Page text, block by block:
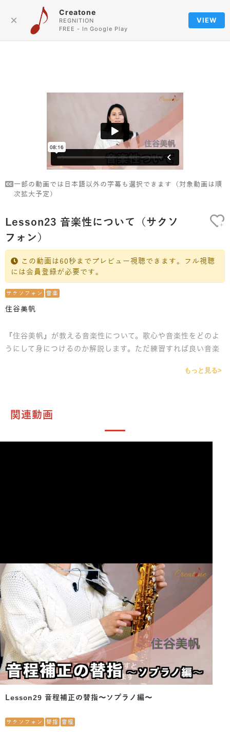
×
Creatone
REGNITION
FREE - In Google Play
VIEW
Lesson23 音楽性について（サクソ
フォン）
この動画は60秒までプレビュー視聴できます。フル視聴
には会員登録が必要です。
サクソフォン 音楽
住谷美帆
+
一部の動画では日本語以外の字幕も選択できます（対象動画は順
次拡大予定）
『住谷美帆』が教える音楽性について。歌心や音楽性をどのよ
うにして身につけるのか解説します。ただ練習すれば良い音楽
ます。実体験をもとに、より良い音楽性を身につける方法をレ
もっと見る>
関連動画
Lesson29 音程補正の替指〜ソプラノ編〜
サクソフォン 替指 音程